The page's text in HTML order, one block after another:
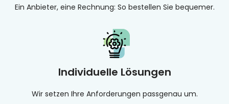
Ein Anbieter, eine Rechnung: So bestellen Sie bequemer.
Individuelle Lösungen
Wir setzen Ihre Anforderungen passgenau um.